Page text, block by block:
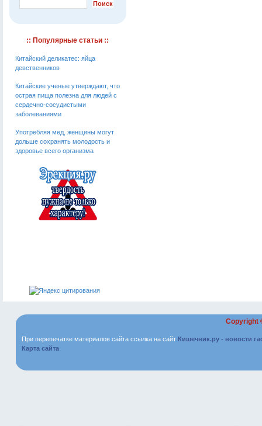
:: Популярные статьи ::
Китайский деликатес: яйца
девственников
Китайские ученые утверждают, что
острая пища полезна для людей с
сердечно-сосудистыми
заболеваниями
Употребляя мед, женщины могут
дольше сохранять молодость и
здоровье всего организма
Copyright
При перепечатке материалов сайта ссылка на сайт Кишечник.ру - новости
Карта сайта